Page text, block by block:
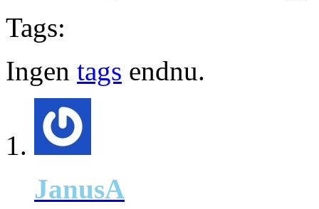
Tags:
Ingen tags endnu.
JanusA